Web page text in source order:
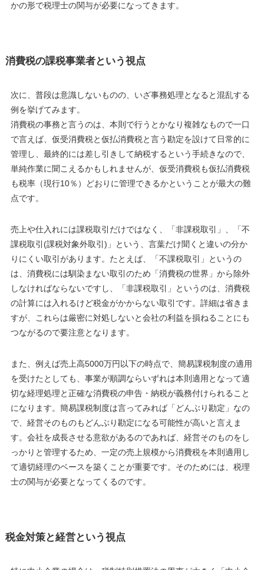
かの形で税理士の関与が必要になってきます。
消費税の課税事業者という視点
次に、普段は意識しないものの、いざ事務処理となると混乱する
例を挙げてみます。
消費税の事務と言うのは、本則で行うとかなり複雑なもので一口
で言えば、仮受消費税と仮払消費税と言う勘定を設けて日常的に
管理し、最終的には差し引きして納税するという手続きなので、
単純作業に聞こえるかもしれませんが、仮受消費税も仮払消費税
も税率（現行10％）どおりに管理できるかということが最大の難
点です。
売上や仕入れには課税取引だけではなく、「非課税取引」、「不
課税取引(課税対象外取引)」という、言葉だけ聞くと違いの分か
りにくい取引があります。たとえば、「不課税取引」というの
は、消費税には馴染まない取引のため「消費税の世界」から除外
しなければならないですし、「非課税取引」というのは、消費税
の計算には入れるけど税金がかからない取引です。詳細は省きま
すが、これらは厳密に対処しないと会社の利益を損ねることにも
つながるので要注意となります。
また、例えば売上高5000万円以下の時点で、簡易課税制度の適用
を受けたとしても、事業が順調ならいずれは本則適用となって適
切な経理処理と正確な消費税の申告・納税が義務付けられること
になります。簡易課税制度は言ってみれば「どんぶり勘定」なの
で、経営そのものもどんぶり勘定になる可能性が高いと言えま
す。会社を成長させる意欲があるのであれば、経営そのものをし
っかりと管理するため、一定の売上規模から消費税を本則適用し
て適切経理のベースを築くことが重要です。そのためには、税理
士の関与が必要となってくるのです。
税金対策と経営という視点